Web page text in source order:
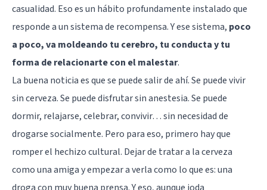
casualidad. Eso es un hábito profundamente instalado que
responde a un sistema de recompensa. Y ese sistema, poco
a poco, va moldeando tu cerebro, tu conducta y tu
forma de relacionarte con el malestar.
La buena noticia es que se puede salir de ahí. Se puede vivir
sin cerveza. Se puede disfrutar sin anestesia. Se puede
dormir, relajarse, celebrar, convivir… sin necesidad de
drogarse socialmente. Pero para eso, primero hay que
romper el hechizo cultural. Dejar de tratar a la cerveza
como una amiga y empezar a verla como lo que es: una